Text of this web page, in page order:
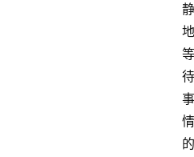
静
地
等
待
事
情
的